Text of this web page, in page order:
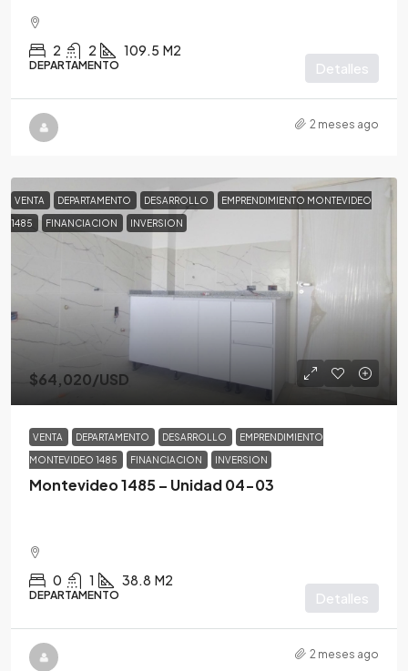
2 2 109.5 M2
DEPARTAMENTO Detalles
2 meses ago
VENTA DEPARTAMENTO DESARROLLO EMPRENDIMIENTO MONTEVIDEO
1485 FINANCIACION INVERSION
$64,020/USD
VENTA DEPARTAMENTO DESARROLLO EMPRENDIMIENTO
MONTEVIDEO 1485 FINANCIACION INVERSION
Montevideo 1485 – Unidad 04-03
0 1 38.8 M2
DEPARTAMENTO Detalles
2 meses ago